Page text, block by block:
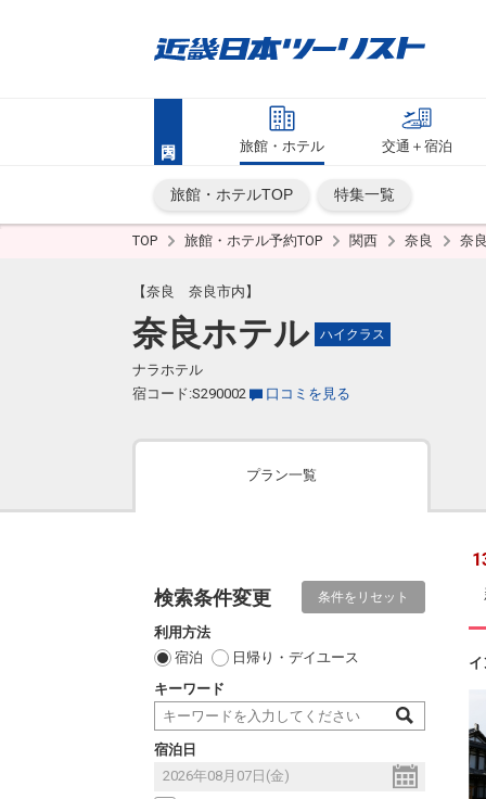
旅館・ホテル 交通＋宿泊
旅館・ホテルTOP 特集一覧
TOP 旅館・ホテル予約TOP 関西 奈良 奈
【奈良 奈良市内】
奈良ホテル ハイクラス
ナラホテル
宿コード:S290002
口コミを見る
プラン一覧
検索条件変更 条件をリセット
利用方法
宿泊
日帰り・デイユース
キーワード
宿泊日